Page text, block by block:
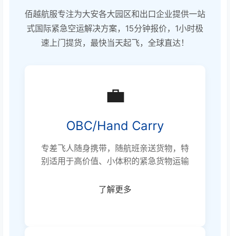
佰越航服专注为大安各大园区和出口企业提供一站
式国际紧急空运解决方案，15分钟报价，1小时极
速上门提货，最快当天起飞，全球直达！
💼
OBC/Hand Carry
专差飞人随身携带，随航班亲送货物，特
别适用于高价值、小体积的紧急货物运输
了解更多